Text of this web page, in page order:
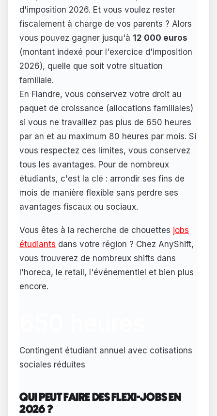
d'imposition 2026. Et vous voulez rester
fiscalement à charge de vos parents ? Alors
vous pouvez gagner jusqu'à 12 000 euros
(montant indexé pour l'exercice d'imposition
2026), quelle que soit votre situation
familiale.
En Flandre, vous conservez votre droit au
paquet de croissance (allocations familiales)
si vous ne travaillez pas plus de 650 heures
par an et au maximum 80 heures par mois. Si
vous respectez ces limites, vous conservez
tous les avantages. Pour de nombreux
étudiants, c'est la clé : arrondir ses fins de
mois de manière flexible sans perdre ses
avantages fiscaux ou sociaux.
Vous êtes à la recherche de chouettes jobs
étudiants dans votre région ? Chez AnyShift,
vous trouverez de nombreux shifts dans
l'horeca, le retail, l'événementiel et bien plus
encore.
Contingent étudiant annuel avec cotisations
sociales réduites
QUI PEUT FAIRE DES FLEXI-JOBS EN
2026 ?